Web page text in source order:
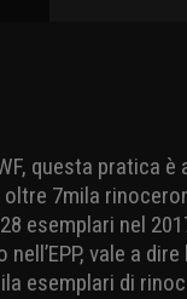
questa pratica
7mila
esemplari nel
vale a
esemplari di